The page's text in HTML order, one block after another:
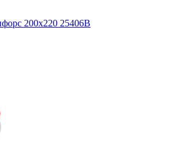
200х220 25406В